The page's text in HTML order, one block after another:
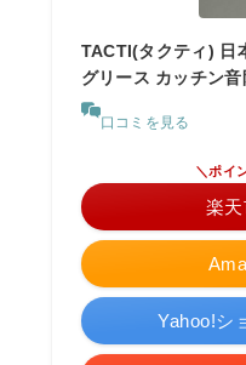
TACTI(タクティ) 日
グリース カッチン
口コミを見る
＼ポイ
楽
Yahoo!シ